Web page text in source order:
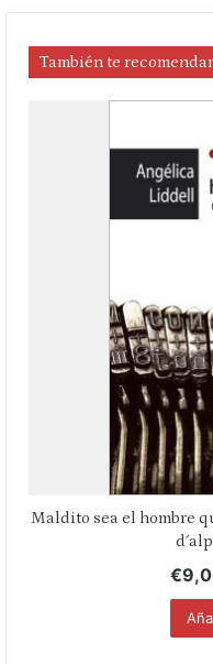
También te
Maldito sea el hombre
€